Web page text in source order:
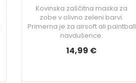
Kovinska zaščitna maska za
zobe v olivno zeleni barvi.
Primerna je za airsoft ali paintball
navdušence.
14,99 €